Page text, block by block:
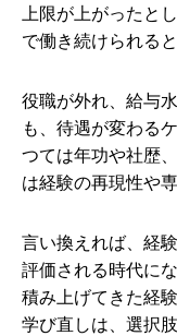
上限が上がったと
で働き続けられる
役職が外れ、給与
も、待遇が変わる
つては年功や社歴
は経験の再現性や
言い換えれば、経
評価される時代に
積み上げてきた経
学び直しは、選択